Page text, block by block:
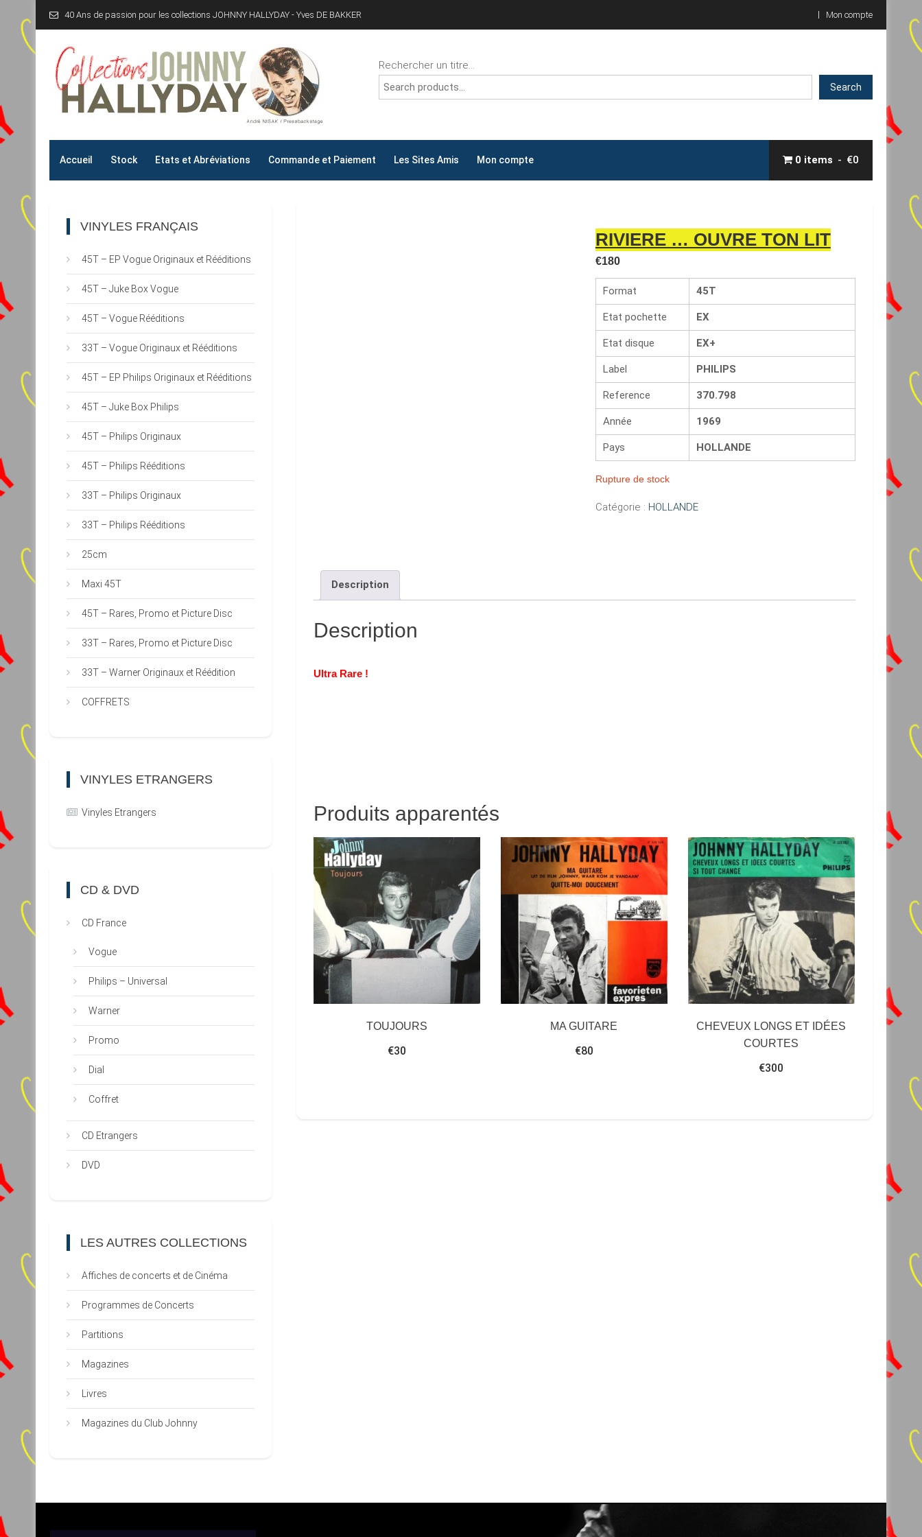
to
content
40 Ans de passion pour les collections JOHNNY HALLYDAY - Yves DE BAKKER Mon compte
Collections JOHNNY HALLYDAY
Rechercher un titre...
Search
Accueil Stock Etats et Abréviations Commande et Paiement Les Sites Amis Mon compte 0 items €0
RIVIERE … OUVRE TON LIT
€180
Format 45T
Etat pochette EX
Etat disque EX+
Label PHILIPS
Reference 370.798
Année 1969
Pays HOLLANDE
Rupture de stock
Catégorie : HOLLANDE
Description
Description
Ultra Rare !
Produits apparentés
TOUJOURS
€30
MA GUITARE
€80
CHEVEUX LONGS ET IDÉES
COURTES
€300
VINYLES FRANÇAIS
45T – EP Vogue Originaux et Rééditions
45T – Juke Box Vogue
45T – Vogue Rééditions
33T – Vogue Originaux et Rééditions
45T – EP Philips Originaux et Rééditions
45T – Juke Box Philips
45T – Philips Originaux
45T – Philips Rééditions
33T – Philips Originaux
33T – Philips Rééditions
25cm
Maxi 45T
45T – Rares, Promo et Picture Disc
33T – Rares, Promo et Picture Disc
33T – Warner Originaux et Réédition
COFFRETS
VINYLES ETRANGERS
Vinyles Etrangers
CD & DVD
CD France
Vogue
Philips – Universal
Warner
Promo
Dial
Coffret
CD Etrangers
DVD
LES AUTRES COLLECTIONS
Affiches de concerts et de Cinéma
Programmes de Concerts
Partitions
Magazines
Livres
Magazines du Club Johnny